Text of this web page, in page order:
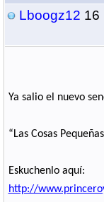
Lboogz12 16
Ya salio el nuevo
“Las Cosas Pequeñ
Eskuchenlo aquí:
http://